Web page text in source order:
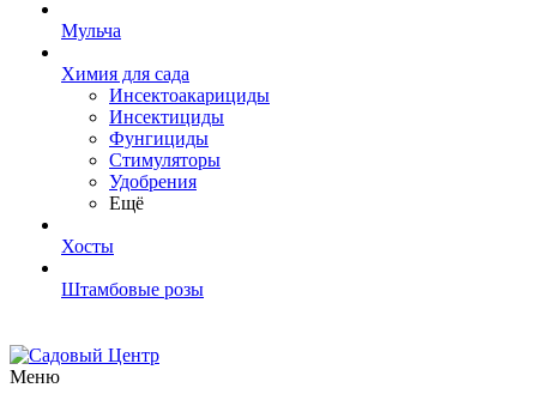
Мульча
Химия для сада
Инсектоакарициды
Инсектициды
Фунгициды
Стимуляторы
Удобрения
Ещё
Хосты
Штамбовые розы
Меню